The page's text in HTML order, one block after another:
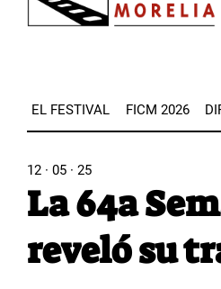
EL FESTIVAL FICM 2026
12 · 05 · 25
La 64a
reveló su